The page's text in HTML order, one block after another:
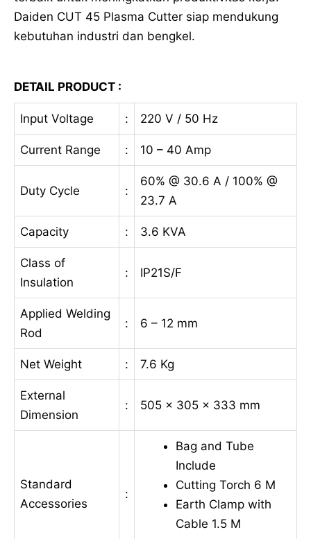
Daiden CUT 45 Plasma Cutter siap mendukung
kebutuhan industri dan bengkel.
DETAIL PRODUCT :
Input Voltage : 220 V / 50 Hz
Current Range : 10 – 40 Amp
Duty Cycle :
60% @ 30.6 A / 100% @
23.7 A
Capacity : 3.6 KVA
Class of
Insulation
: IP21S/F
Applied Welding
Rod
: 6 – 12 mm
Net Weight : 7.6 Kg
External
Dimension
: 505 x 305 x 333 mm
Standard
Accessories
:
Bag and Tube
Include
Cutting Torch 6 M
Earth Clamp with
Cable 1.5 M